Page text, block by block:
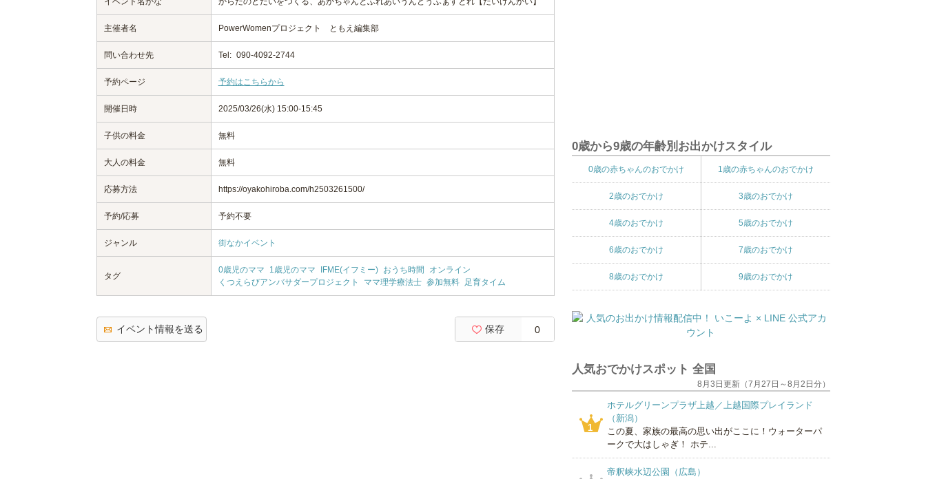
主催者名 PowerWomenプロジェクト ともえ編集部
問い合わせ先 Tel: 090-4092-2744
予約ページ 予約はこちらから
開催日時 2025/03/26(水) 15:00-15:45
子供の料金 無料
大人の料金 無料
応募方法 https://oyakohiroba.com/h2503261500/
予約/応募 予約不要
ジャンル 街なかイベント
タグ
0歳児のママ 1歳児のママ IFME(イフミー) おうち時間
オンライン
くつえらびアンバサダープロジェクト
ママ理学療法士 参加無料 足育タイム
イベント情報を送る 保存 0
0歳から9歳の年齢別お出かけスタイル
0歳の赤ちゃんのおでかけ 1歳の赤ちゃんのおでかけ
2歳のおでかけ 3歳のおでかけ
4歳のおでかけ 5歳のおでかけ
6歳のおでかけ 7歳のおでかけ
8歳のおでかけ 9歳のおでかけ
人気おでかけスポット 全国
8月3日更新（7月27日～8月2日分）
1
ホテルグリーンプラザ上越／上越国際プレイランド
（新潟）
この夏、家族の最高の思い出がここに！ウォーターパ
ークで大はしゃぎ！ ホテ...
帝釈峡水辺公園（広島）